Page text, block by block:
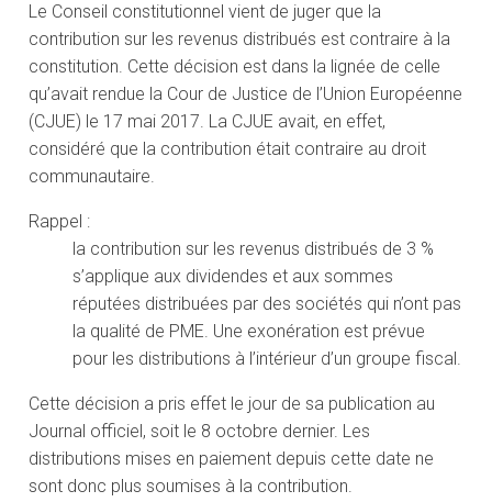
Le Conseil constitutionnel vient de juger que la
contribution sur les revenus distribués est contraire à la
constitution. Cette décision est dans la lignée de celle
qu’avait rendue la Cour de Justice de l’Union Européenne
(CJUE) le 17 mai 2017. La CJUE avait, en effet,
considéré que la contribution était contraire au droit
communautaire.
Rappel :
la contribution sur les revenus distribués de 3 %
s’applique aux dividendes et aux sommes
réputées distribuées par des sociétés qui n’ont pas
la qualité de PME. Une exonération est prévue
pour les distributions à l’intérieur d’un groupe fiscal.
Cette décision a pris effet le jour de sa publication au
Journal officiel, soit le 8 octobre dernier. Les
distributions mises en paiement depuis cette date ne
sont donc plus soumises à la contribution.